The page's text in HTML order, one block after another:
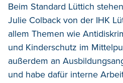
Beim Standard Lüttich
Julie Colback von der IHK
allem Themen wie
und Kinderschutz im
außerdem an
und habe dafür interne